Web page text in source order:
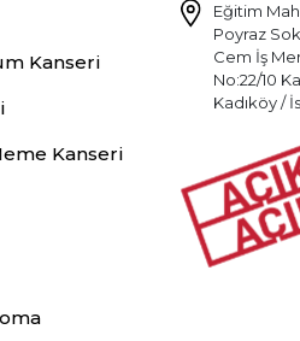
Kanseri
Kanseri
Eğitim
Poyraz
Cem İş
No:22/10
Kadıköy /